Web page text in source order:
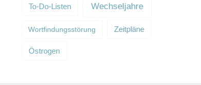
To-Do-Listen Wechseljahre
Wortfindungsstörung Zeitpläne
Östrogen